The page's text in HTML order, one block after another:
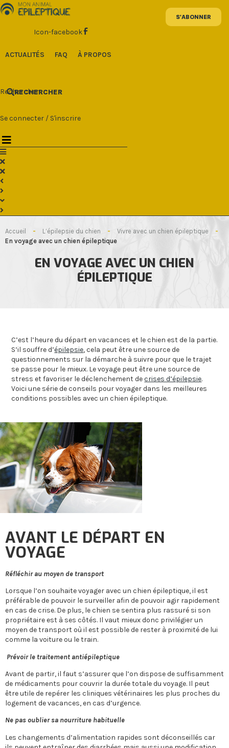
Aller
au
Icon-facebook
ACTUALITÉS FAQ À PROPOS
Rechercher
RECHERCHER
Se connecter / S'inscrire
Accueil - L’épilepsie du chien - Vivre avec un chien épileptique
-
En voyage avec un chien épileptique
EN VOYAGE AVEC UN CHIEN
ÉPILEPTIQUE
C’est l’heure du départ en vacances et le chien est de la partie.
S’il souffre d’épilepsie, cela peut être une source de
questionnements sur la démarche à suivre pour que le trajet
se passe pour le mieux. Le voyage peut être une source de
stress et favoriser le déclenchement decrises d’épilepsie.
Voici une série de conseils pour voyager dans les meilleures
conditions possibles avec un chien épileptique.
AVANT LE DÉPART EN
VOYAGE
Réfléchir au moyen de transport
Lorsque l’on souhaite voyager avec un chien épileptique, il est
préférable de pouvoir le surveiller afin de pouvoir agir rapidement
en cas de crise. De plus, le chien se sentira plus rassuré si son
propriétaire est à ses côtés. Il vaut mieux donc privilégier un
moyen de transport où il est possible de rester à proximité de lui
comme la voiture ou le train.
Prévoir le traitement antiépileptique
Avant de partir, il faut s’assurer que l’on dispose de suffisamment
de médicaments pour couvrir la durée totale du voyage. Il peut
être utile de repérer les cliniques vétérinaires les plus proches du
logement de vacances, en cas d’urgence.
Ne pas oublier sa nourriture habituelle
Les changements d’alimentation rapides sont déconseillés car